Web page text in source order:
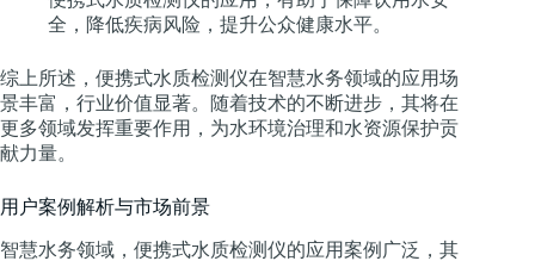
全，降低疾病风险，提升公众健康水平。
综上所述，便携式水质检测仪在智慧水务领域的应用场
景丰富，行业价值显著。随着技术的不断进步，其将在
更多领域发挥重要作用，为水环境治理和水资源保护贡
献力量。
用户案例解析与市场前景
智慧水务领域，便携式水质检测仪的应用案例广泛，其